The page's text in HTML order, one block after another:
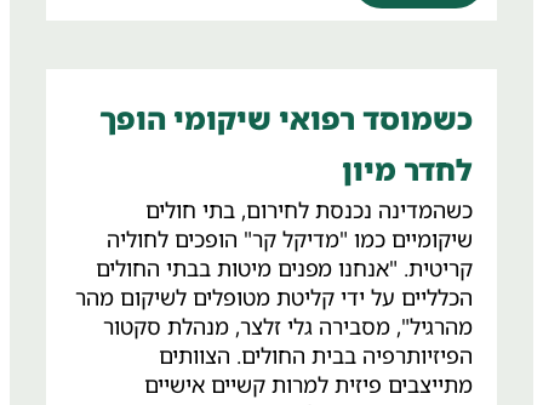
כשמוסד רפואי שיקומי הופך
לחדר מיון
כשהמדינה נכנסת לחירום, בתי חולים
שיקומיים כמו "מדיקל קר" הופכים לחוליה
קריטית. "אנחנו מפנים מיטות בבתי החולים
הכלליים על ידי קליטת מטופלים לשיקום מהר
מהרגיל", מסבירה גלי זלצר, מנהלת סקטור
הפיזיותרפיה בבית החולים. הצוותים
מתייצבים פיזית למרות קשיים אישיים